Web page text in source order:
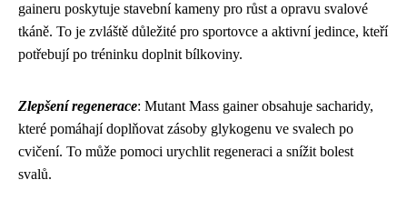
gaineru poskytuje stavební kameny pro růst a opravu svalové
tkáně. To je zvláště důležité pro sportovce a aktivní jedince, kteří
potřebují po tréninku doplnit bílkoviny.
Zlepšení regenerace: Mutant Mass gainer obsahuje sacharidy,
které pomáhají doplňovat zásoby glykogenu ve svalech po
cvičení. To může pomoci urychlit regeneraci a snížit bolest
svalů.